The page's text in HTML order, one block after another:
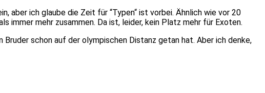
aber ich glaube die Zeit für “Typen“ ist vorbei. Ähnlich wie vor 20
immer mehr zusammen. Da ist, leider, kein Platz mehr für Exoten.
schon auf der olympischen Distanz getan hat. Aber ich denke,